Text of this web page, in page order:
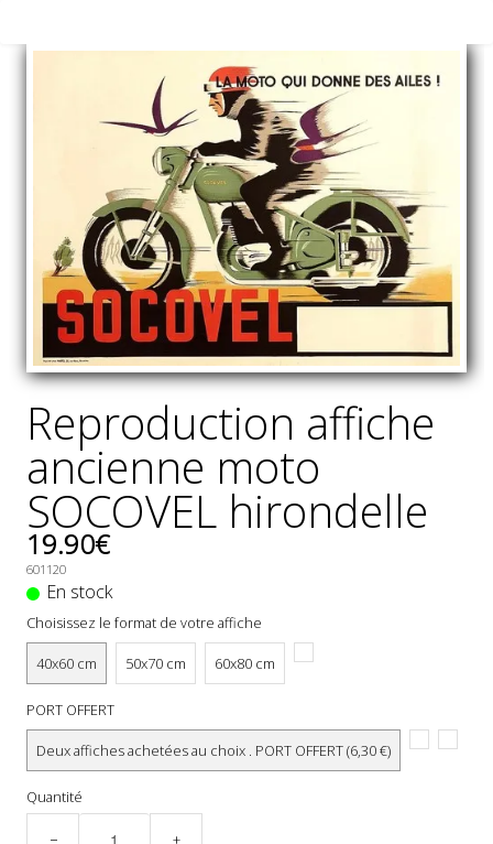
Reproduction affiche
ancienne moto
SOCOVEL hirondelle
19.90€
601120
En stock
Choisissez le format de votre affiche
40x60 cm 50x70 cm 60x80 cm
PORT OFFERT
Deux affiches achetées au choix . PORT OFFERT (6,30 €)
Quantité
− +